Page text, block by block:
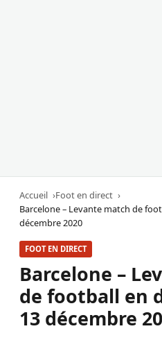
Accueil
Foot en direct
Barcelone – Levante match de
décembre 2020
FOOT EN DIRECT
Barcelone –
de football en
13 décembre